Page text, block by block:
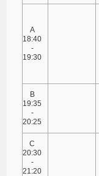
A
18:40
-
19:30
B
19:35
-
20:25
C
20:30
-
21:20